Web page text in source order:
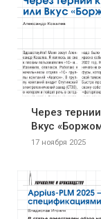
Через
Вкус
17 ноября 2025